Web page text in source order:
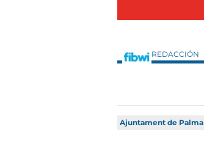
REDACCIÓN
Ajuntament de Palma